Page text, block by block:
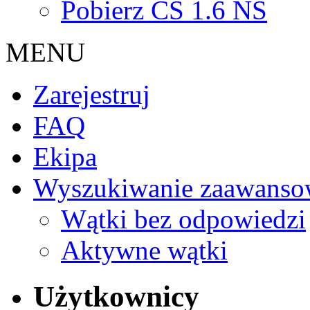
Pobierz CS 1.6 NS
MENU
Zarejestruj
FAQ
Ekipa
Wyszukiwanie
Wątki bez odpowiedzi
Aktywne wątki
Użytkownicy